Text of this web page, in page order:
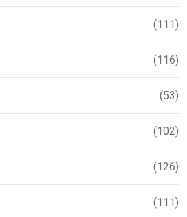
(111)
(116)
(53)
(102)
(126)
(111)